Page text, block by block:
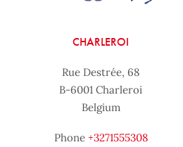
CHARLEROI
Rue Destrée, 68
B-6001 Charleroi
Belgium
Phone +3271555308